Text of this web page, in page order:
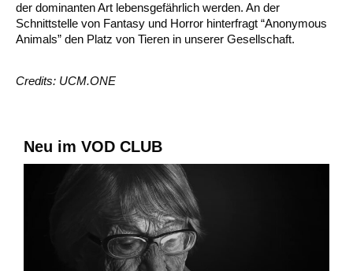
der dominanten Art lebensgefährlich werden. An der
Schnittstelle von Fantasy und Horror hinterfragt “Anonymous
Animals” den Platz von Tieren in unserer Gesellschaft.
Credits: UCM.ONE
Neu im VOD CLUB